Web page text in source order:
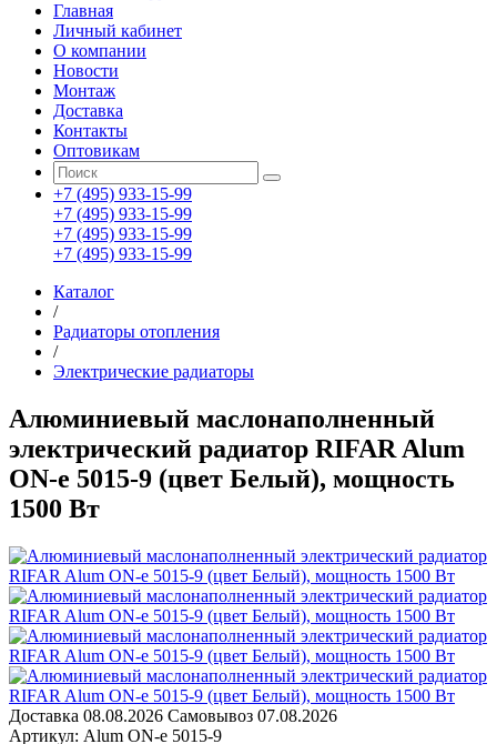
Главная
Личный кабинет
О компании
Новости
Монтаж
Доставка
Контакты
Оптовикам
+7 (495) 933-15-99
+7 (495) 933-15-99
+7 (495) 933-15-99
+7 (495) 933-15-99
Каталог
/
Радиаторы отопления
/
Электрические радиаторы
Алюминиевый маслонаполненный
электрический радиатор RIFAR Alum
ON-e 5015-9 (цвет Белый), мощность
1500 Вт
Доставка 08.08.2026 Самовывоз 07.08.2026
Артикул: Alum ON-e 5015-9